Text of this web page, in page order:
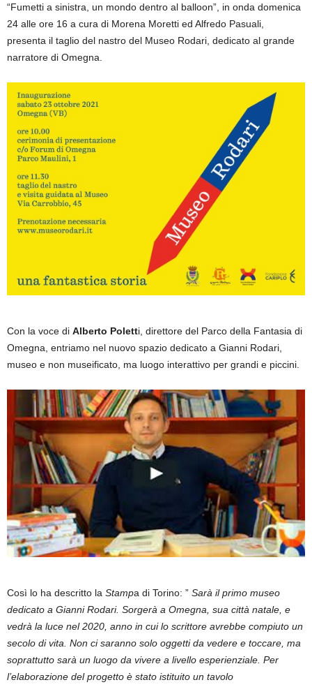
“Fumetti a sinistra, un mondo dentro al balloon”, in onda domenica
24 alle ore 16 a cura di Morena Moretti ed Alfredo Pasuali,
presenta il taglio del nastro del Museo Rodari, dedicato al grande
narratore di Omegna.
Con la voce di Alberto Poletti, direttore del Parco della Fantasia di
Omegna, entriamo nel nuovo spazio dedicato a Gianni Rodari,
museo e non museificato, ma luogo interattivo per grandi e piccini.
Così lo ha descritto la Stampa di Torino: ” Sarà il primo museo
dedicato a Gianni Rodari. Sorgerà a Omegna, sua città natale, e
vedrà la luce nel 2020, anno in cui lo scrittore avrebbe compiuto un
secolo di vita. Non ci saranno solo oggetti da vedere e toccare, ma
soprattutto sarà un luogo da vivere a livello esperienziale. Per
l’elaborazione del progetto è stato istituito un tavolo